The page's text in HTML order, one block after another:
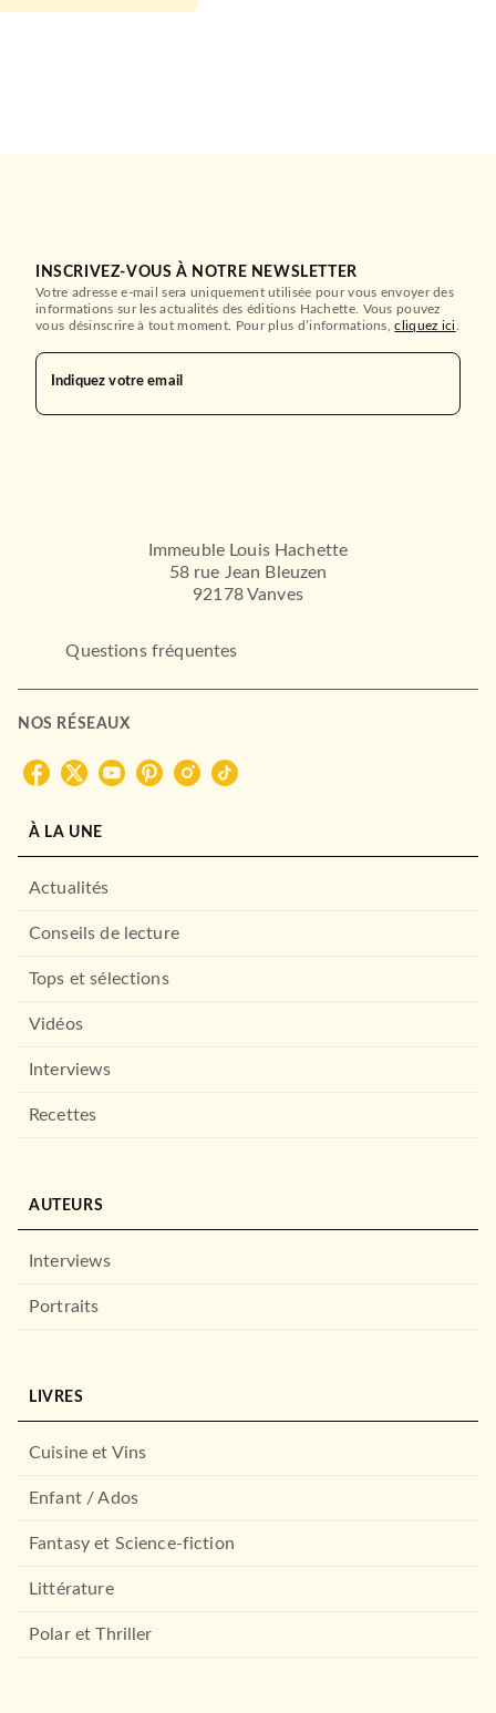
05/10/2022
Le Programme Lazare
HACHETTE HEROES
SCIENCE-FICTION
INSCRIVEZ-VOUS À NOTRE NEWSLETTER
Votre adresse e-mail sera uniquement utilisée pour vous envoyer des
informations sur les actualités des éditions Hachette. Vous pouvez
vous désinscrire à tout moment. Pour plus d’informations,cliquez ici
Indiquez votre email
Immeuble Louis Hachette
58 rue Jean Bleuzen
92178 Vanves
Questions fréquentes
NOS RÉSEAUX
À LA UNE
Actualités
Conseils de lecture
Tops et sélections
Vidéos
Interviews
Recettes
AUTEURS
Interviews
Portraits
LIVRES
Cuisine et Vins
Enfant / Ados
Fantasy et Science-fiction
Littérature
Polar et Thriller